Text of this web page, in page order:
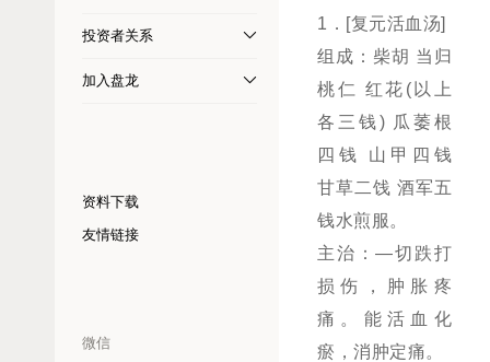
投资者关系
加入盘龙
资料下载
友情链接
微信
1．[复元活血汤]
组成：柴胡 当归
桃仁 红花(以上
各三钱) 瓜萎根
四钱 山甲四钱
甘草二饯 酒军五
钱水煎服。
主治：—切跌打
损伤，肿胀疼
痛。能活血化
瘀，消肿定痛。